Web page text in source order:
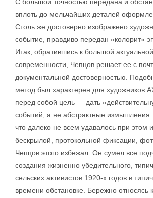
вплоть до мельчайших деталей
Столь же достоверно изображено
событие, правдиво передан «колорит»
Итак, обратившись к большой
современности, Чепцов решает ее с
документальной достоверностью.
метод был характерен для художников
перед собой цель — дать
событий, а не абстрактные
что далеко не всем удавалось при этом
бескрылой, протокольной фиксации,
Чепцов этого избежал. Он сумел все
создания жизненно убедительного,
сельских активистов 1920-х годов в
времени обстановке. Бережно относясь